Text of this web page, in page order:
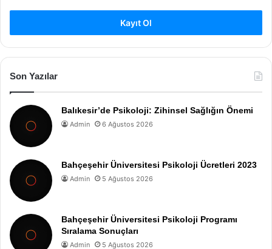
Kayıt Ol
Son Yazılar
Balıkesir’de Psikoloji: Zihinsel Sağlığın Önemi
Admin 6 Ağustos 2026
Bahçeşehir Üniversitesi Psikoloji Ücretleri 2023
Admin 5 Ağustos 2026
Bahçeşehir Üniversitesi Psikoloji Programı
Sıralama Sonuçları
Admin 5 Ağustos 2026